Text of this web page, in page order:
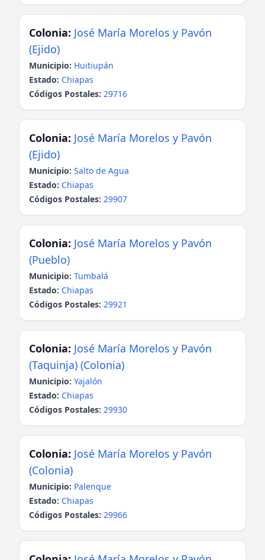
Colonia: José María Morelos y Pavón
(Ejido)
Municipio: Huitiupán
Estado: Chiapas
Códigos Postales: 29716
Colonia: José María Morelos y Pavón
(Ejido)
Municipio: Salto de Agua
Estado: Chiapas
Códigos Postales: 29907
Colonia: José María Morelos y Pavón
(Pueblo)
Municipio: Tumbalá
Estado: Chiapas
Códigos Postales: 29921
Colonia: José María Morelos y Pavón
(Taquinja) (Colonia)
Municipio: Yajalón
Estado: Chiapas
Códigos Postales: 29930
Colonia: José María Morelos y Pavón
(Colonia)
Municipio: Palenque
Estado: Chiapas
Códigos Postales: 29966